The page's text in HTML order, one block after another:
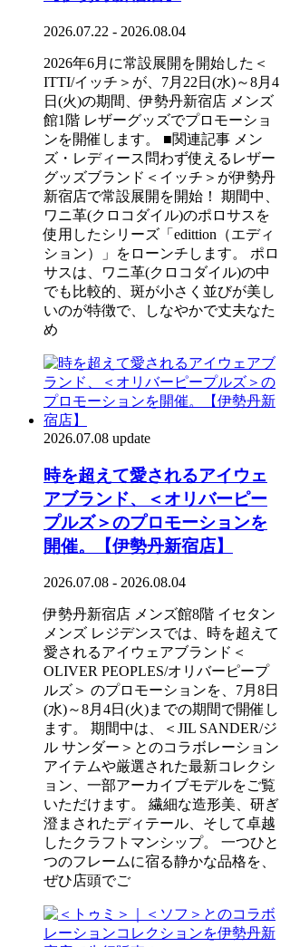
2026.07.22 - 2026.08.04
2026年6月に常設展開を開始した＜
ITTI/イッチ＞が、7月22日(水)～8月4
日(火)の期間、伊勢丹新宿店 メンズ
館1階 レザーグッズでプロモーショ
ンを開催します。 ■関連記事 メン
ズ・レディース問わず使えるレザー
グッズブランド＜イッチ＞が伊勢丹
新宿店で常設展開を開始！ 期間中、
ワニ革(クロコダイル)のポロサスを
使用したシリーズ「edittion（エディ
ション）」をローンチします。 ポロ
サスは、ワニ革(クロコダイル)の中
でも比較的、斑が小さく並びが美し
いのが特徴で、しなやかで丈夫なた
め
2026.07.08 update
時を超えて愛されるアイウェ
アブランド、＜オリバーピー
プルズ＞のプロモーションを
開催。【伊勢丹新宿店】
2026.07.08 - 2026.08.04
伊勢丹新宿店 メンズ館8階 イセタン
メンズ レジデンスでは、時を超えて
愛されるアイウェアブランド＜
OLIVER PEOPLES/オリバーピープ
ルズ＞ のプロモーションを、7月8日
(水)～8月4日(火)までの期間で開催し
ます。 期間中は、＜JIL SANDER/ジ
ル サンダー＞とのコラボレーション
アイテムや厳選された最新コレクシ
ョン、一部アーカイブモデルをご覧
いただけます。 繊細な造形美、研ぎ
澄まされたディテール、そして卓越
したクラフトマンシップ。 一つひと
つのフレームに宿る静かな品格を、
ぜひ店頭でご